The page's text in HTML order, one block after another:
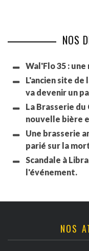
NOS
Wal'Flo 35 :
L'ancien site de
va devenir un
La Brasserie
nouvelle bière
Une brasserie
parié sur la
Scandale à
l'événement.
NOS